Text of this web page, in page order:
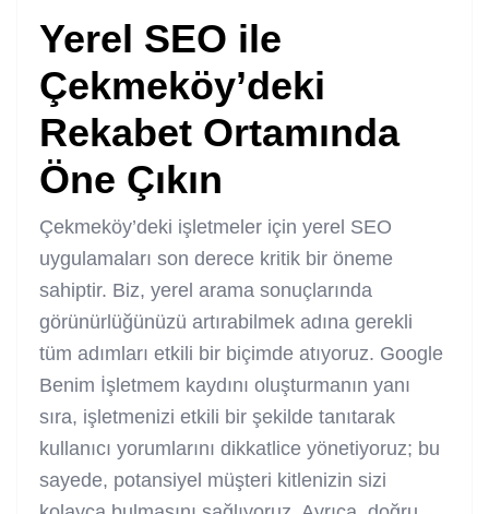
Yerel SEO ile
Çekmeköy’deki
Rekabet Ortamında
Öne Çıkın
Çekmeköy’deki işletmeler için yerel SEO
uygulamaları son derece kritik bir öneme
sahiptir. Biz, yerel arama sonuçlarında
görünürlüğünüzü artırabilmek adına gerekli
tüm adımları etkili bir biçimde atıyoruz. Google
Benim İşletmem kaydını oluşturmanın yanı
sıra, işletmenizi etkili bir şekilde tanıtarak
kullanıcı yorumlarını dikkatlice yönetiyoruz; bu
sayede, potansiyel müşteri kitlenizin sizi